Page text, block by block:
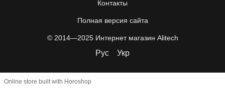
Контакты
Полная версия сайта
© 2014—2025 Интернет магазин Alitech
Рус Укр
Online store built with Horoshop